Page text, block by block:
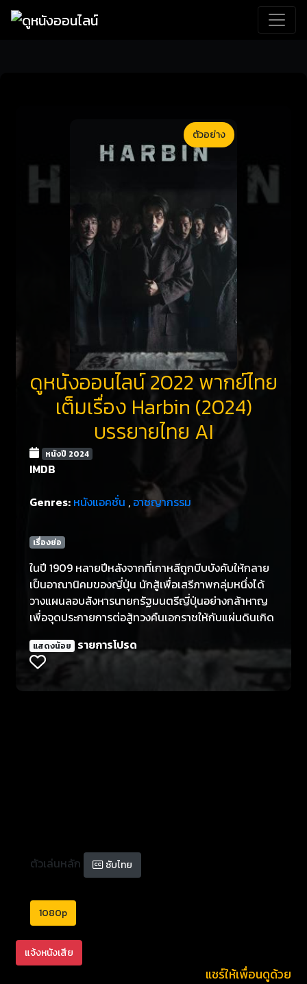
ตัวอย่าง
ดูหนังออนไลน์ 2022 พากย์ไทย
เต็มเรื่อง Harbin (2024)
บรรยายไทย AI
หนังปี 2024
IMDB
Genres: หนังแอคชั่น , อาชญากรรม
เรื่องย่อ
ในปี 1909 หลายปีหลังจากที่เกาหลีถูกบีบบังคับให้กลาย
เป็นอาณานิคมของญี่ปุ่น นักสู้เพื่อเสรีภาพกลุ่มหนึ่งได้
วางแผนลอบสังหารนายกรัฐมนตรีญี่ปุ่นอย่างกล้าหาญ
เพื่อจุดประกายการต่อสู้ทวงคืนเอกราชให้กับแผ่นดินเกิด
แสดงน้อย รายการโปรด
ตัวเล่นหลัก ซับไทย
1080p
แจ้งหนังเสีย
แชร์ให้เพื่อนดูด้วย